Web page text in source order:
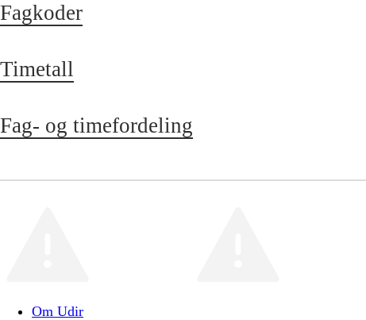
Fagkoder
Timetall
Fag- og timefordeling
Om Udir